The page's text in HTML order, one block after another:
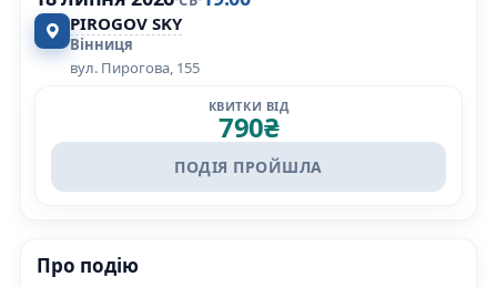
PIROGOV SKY
Вінниця
вул. Пирогова, 155
КВИТКИ ВІД
790₴
ПОДІЯ ПРОЙШЛА
Про подію